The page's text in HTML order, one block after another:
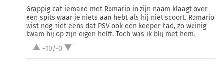
Grappig dat iemand met Romario in zijn naam klaagt over
een spits waar je niets aan hebt als hij niet scoort. Romario
wist nog niet eens dat PSV ook een keeper had, zo weinig
kwam hij op zijn eigen helft. Toch was ik blij met hem.
+10/-0